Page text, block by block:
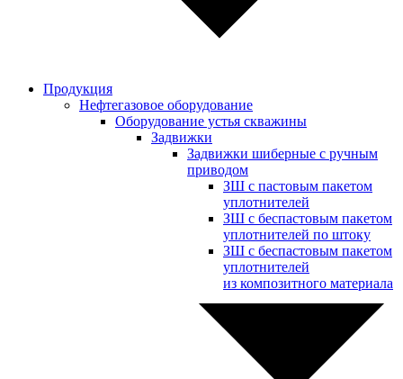
Продукция
Нефтегазовое оборудование
Оборудование устья скважины
Задвижки
Задвижки шиберные с ручным
приводом
ЗШ с пастовым пакетом
уплотнителей
ЗШ с беспастовым пакетом
уплотнителей по штоку
ЗШ с беспастовым пакетом
уплотнителей
из композитного материала